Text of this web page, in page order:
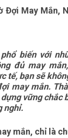
Đợi May Mắn,
biến với
đủ may
tế, bạn sẽ
may mắn.
vững chắc
nghỉ.
mắn, chỉ là